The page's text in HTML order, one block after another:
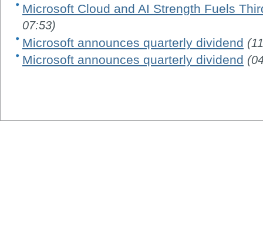
Microsoft Cloud and AI Strength Fuels
07:53)
Microsoft announces quarterly dividend
Microsoft announces quarterly dividend